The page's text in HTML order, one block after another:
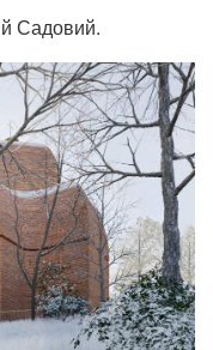
Садовий.